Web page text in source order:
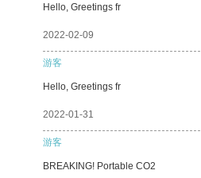
Hello, Greetings fr
2022-02-09
游客
Hello, Greetings fr
2022-01-31
游客
BREAKING! Portable CO2